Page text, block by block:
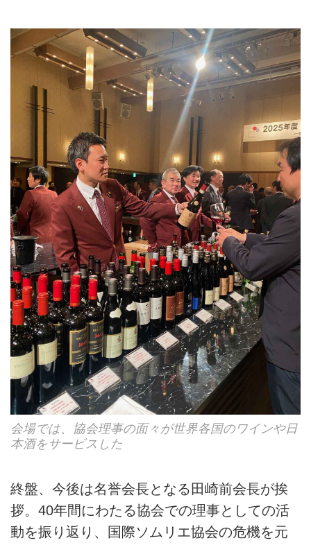
会場では、協会理事の面々が世界各国のワインや日
本酒をサービスした
終盤、今後は名誉会長となる田崎前会長が挨
拶。40年間にわたる協会での理事としての活
動を振り返り、国際ソムリエ協会の危機を元